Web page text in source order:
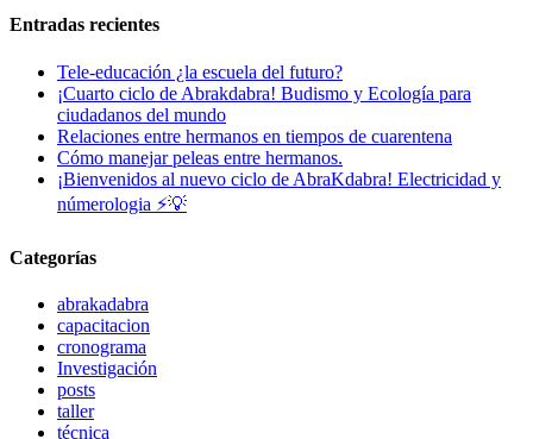
Entradas recientes
Tele-educación ¿la escuela del futuro?
¡Cuarto ciclo de Abrakdabra! Budismo y Ecología para
ciudadanos del mundo
Relaciones entre hermanos en tiempos de cuarentena
Cómo manejar peleas entre hermanos.
¡Bienvenidos al nuevo ciclo de AbraKdabra! Electricidad y
númerologia ⚡💡
Categorías
abrakadabra
capacitacion
cronograma
Investigación
posts
taller
técnica